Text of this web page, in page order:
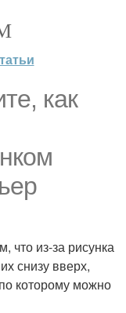
как
что из-за рисунка
снизу вверх,
которому можно